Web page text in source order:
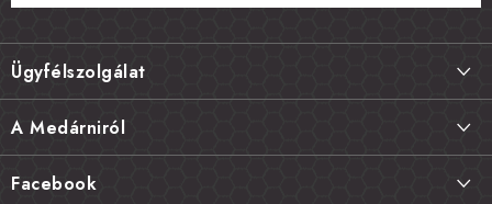
L
á
b
l
é
c
Ügyfélszolgálat
Termékek visszaküldése, csere és reklamációk
Gyakori kérdések FAQ
A Medárniról
Facebook